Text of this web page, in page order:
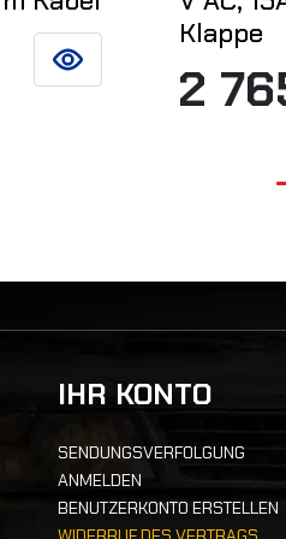
SIEHE DETAILS
Klappe
2
IHR KONTO
SENDUNGSVERFOLGUNG
ANMELDEN
BENUTZERKONTO ERSTELLEN